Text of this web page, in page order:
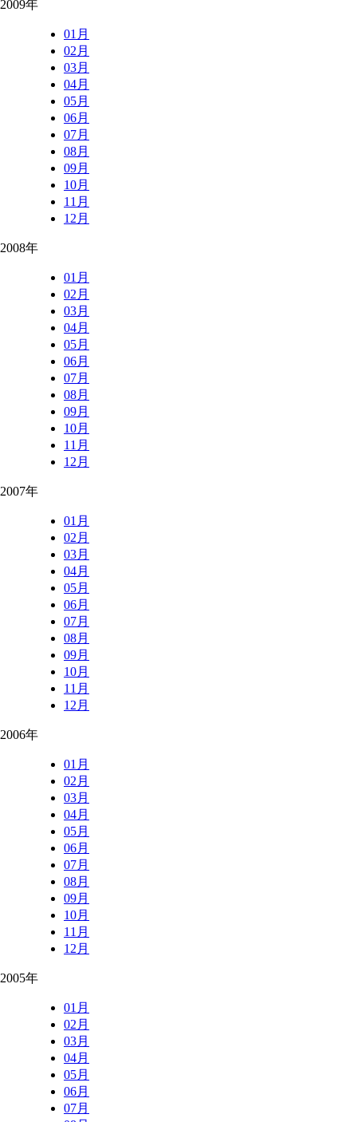
2009年
01月
02月
03月
04月
05月
06月
07月
08月
09月
10月
11月
12月
2008年
01月
02月
03月
04月
05月
06月
07月
08月
09月
10月
11月
12月
2007年
01月
02月
03月
04月
05月
06月
07月
08月
09月
10月
11月
12月
2006年
01月
02月
03月
04月
05月
06月
07月
08月
09月
10月
11月
12月
2005年
01月
02月
03月
04月
05月
06月
07月